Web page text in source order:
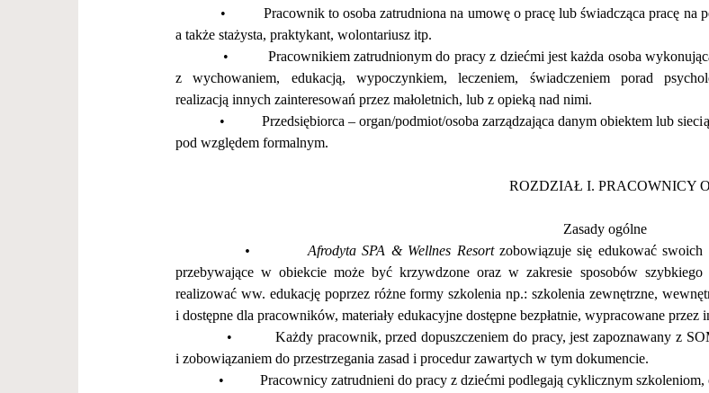
• Pracownikto osoba zatrudniona na umowę o pracęlubświadcząca pracę na
a także stażysta, praktykant, wolontariusz itp.
• Pracownikiem zatrudnionym do pracy z dziećmijest każda osoba wykonują
z wychowaniem, edukacją, wypoczynkiem, leczeniem, świadczeniem porad
realizacją innych zainteresowań przez małoletnich, lub z opieką nad nimi.
• Przedsiębiorca –organ/podmiot/osoba zarządzająca danym obiektem lub siecią
pod względem formalnym.
ROZDZIAŁ I. PRACOWNICY
Zasady ogólne
• Afrodyta SPA & Wellnes Resortzobowiązuje się edukowaćswoich
przebywające w obiekcie może byćkrzywdzone oraz w zakresie sposobów szybkiego
realizować ww. edukację poprzez różne formy szkolenia np.: szkolenia zewnętrzne, wewnę
i dostępne dla pracowników, materiały edukacyjne dostępne bezpłatnie, wypracowane przez
• Każdy pracownik, przed dopuszczeniem do pracy, jest zapoznawany z
i zobowiązaniem do przestrzegania zasad i procedur zawartych w tym dokumencie.
• Pracownicy zatrudnieni do pracy z dziećmi podlegają cyklicznym szkoleniom,